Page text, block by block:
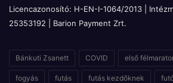
Licencazonosító: H-EN-I-1064/2013 |
25353192 | Barion Payment Zrt.
Bánkuti Zsanett COVID első
fogyás futás futás kezdőknek